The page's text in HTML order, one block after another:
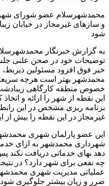
محمدشهرسلام عضو شورای
و سازهای غیرمجاز در خیابان
شود
به گزارش خبرنگار
توضیحات خود در صحن علنی
خبر فوق افزود مسئولین
محمدشهر بهتر است هرچه
خصوص منطقه کارگاهی زیبادشت
این نقطه از شهر را ارائه و
برنامه ریزی مشخص در این
غیرمجاز در این نقطه را بیش از
این عضو پارلمان شهری
شهرداری محمدشهر به ازای
دهد بهای خدماتی دریافت نکند
چه نفعی برای شهر دارد؟ در
عملیاتی مدیریت شهری
ضرر و زیان بیشتر جلوگیری شود